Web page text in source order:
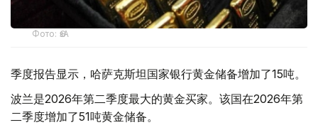
Фото: ӨзА
季度报告显示，哈萨克斯坦国家银行黄金储备增加了15吨。
波兰是2026年第二季度最大的黄金买家。该国在2026年第
二季度增加了51吨黄金储备。